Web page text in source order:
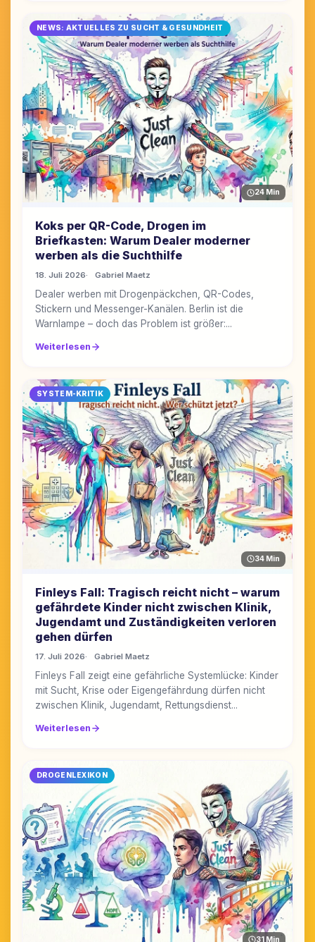
NEWS: AKTUELLES ZU SUCHT & GESUNDHEIT
24 Min
Koks per QR-Code, Drogen im
Briefkasten: Warum Dealer moderner
werben als die Suchthilfe
18. Juli 2026 Gabriel Maetz
Dealer werben mit Drogenpäckchen, QR-Codes,
Stickern und Messenger-Kanälen. Berlin ist die
Warnlampe – doch das Problem ist größer:...
Weiterlesen
SYSTEM-KRITIK
34 Min
Finleys Fall: Tragisch reicht nicht – warum
gefährdete Kinder nicht zwischen Klinik,
Jugendamt und Zuständigkeiten verloren
gehen dürfen
17. Juli 2026 Gabriel Maetz
Finleys Fall zeigt eine gefährliche Systemlücke: Kinder
mit Sucht, Krise oder Eigengefährdung dürfen nicht
zwischen Klinik, Jugendamt, Rettungsdienst...
Weiterlesen
DROGENLEXIKON
31 Min